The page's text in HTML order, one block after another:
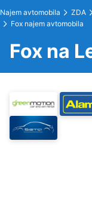
Najem avtomobila ZDA
Fox najem avtomobila
Fox na